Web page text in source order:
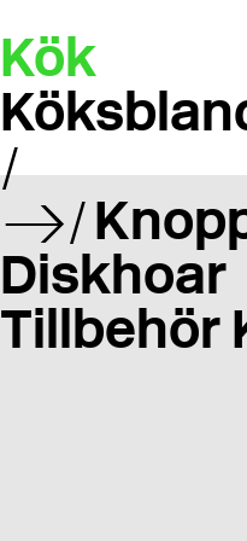
Kök
Diskhoar
Tillbehör